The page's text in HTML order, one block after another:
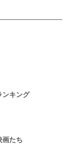
ンキング
画たち